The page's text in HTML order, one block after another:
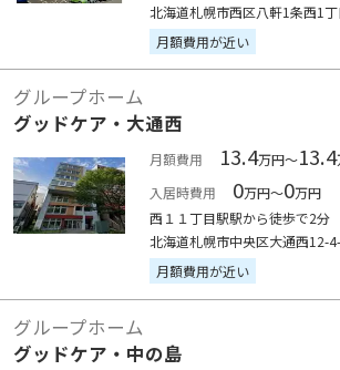
北海道札幌市西区八軒1条西1
月額費用が近い
グループホーム
グッドケア・大通西
月額費用 13.4万円～13.4
入居時費用
0万円～0万円
西１１丁目駅駅から徒歩で2分
北海道札幌市中央区大通西12-
月額費用が近い
グループホーム
グッドケア・中の島